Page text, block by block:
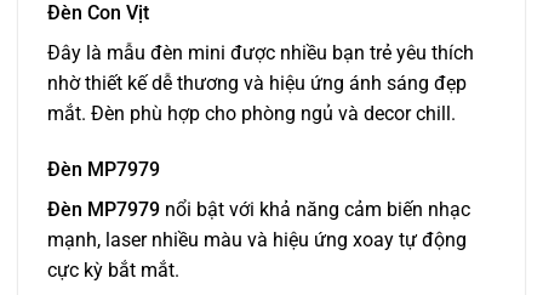
Đèn Con Vịt
Đây là mẫu đèn mini được nhiều bạn trẻ yêu thích
nhờ thiết kế dễ thương và hiệu ứng ánh sáng đẹp
mắt. Đèn phù hợp cho phòng ngủ và decor chill.
Đèn MP7979
Đèn MP7979 nổi bật với khả năng cảm biến nhạc
mạnh, laser nhiều màu và hiệu ứng xoay tự động
cực kỳ bắt mắt.